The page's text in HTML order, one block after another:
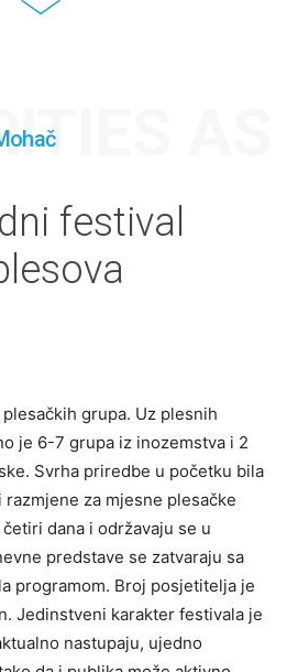
festival
grupa. Uz plesnih
je 6-7 grupa iz inozemstva i 2
Svrha priredbe u početku bila
za mjesne plesačke
dana i održavaju se u
predstave se zatvaraju sa
programom. Broj posjetitelja je
Jedinstveni karakter festivala je
nastupaju, ujedno